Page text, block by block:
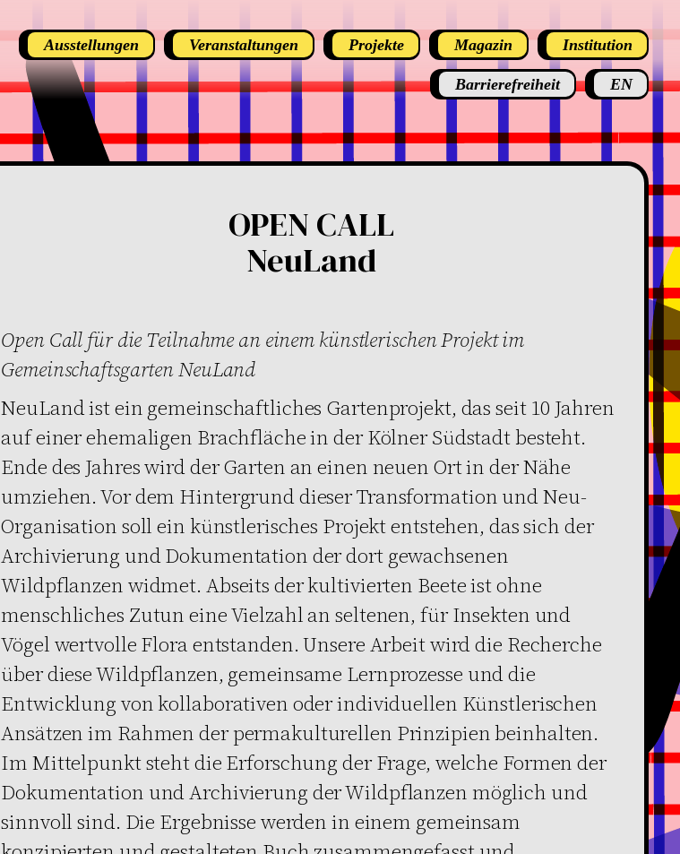
Ausstellungen Veranstaltungen Projekte Magazin Institution
Barrierefreiheit EN
OPEN CALL
NeuLand
Open Call für die Teilnahme an einem künstlerischen Projekt im
Gemeinschaftsgarten NeuLand
NeuLand ist ein gemeinschaftliches Gartenprojekt, das seit 10 Jahren
auf einer ehemaligen Brachfläche in der Kölner Südstadt besteht.
Ende des Jahres wird der Garten an einen neuen Ort in der Nähe
umziehen. Vor dem Hintergrund dieser Transformation und Neu-
Organisation soll ein künstlerisches Projekt entstehen, das sich der
Archivierung und Dokumentation der dort gewachsenen
Wildpflanzen widmet. Abseits der kultivierten Beete ist ohne
menschliches Zutun eine Vielzahl an seltenen, für Insekten und
Vögel wertvolle Flora entstanden. Unsere Arbeit wird die Recherche
über diese Wildpflanzen, gemeinsame Lernprozesse und die
Entwicklung von kollaborativen oder individuellen Künstlerischen
Ansätzen im Rahmen der permakulturellen Prinzipien beinhalten.
Im Mittelpunkt steht die Erforschung der Frage, welche Formen der
Dokumentation und Archivierung der Wildpflanzen möglich und
sinnvoll sind. Die Ergebnisse werden in einem gemeinsam